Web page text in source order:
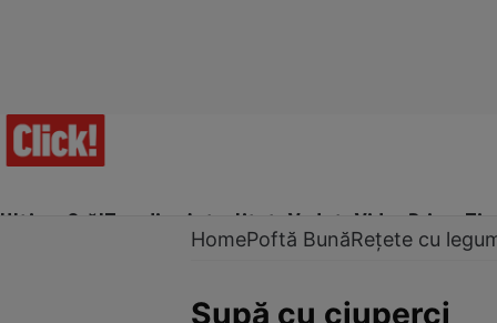
Ultima Oră!Trending Actualitate Vedete Video Prime Time
HomePoftă BunăRețete cu
Supă cu ciuperci